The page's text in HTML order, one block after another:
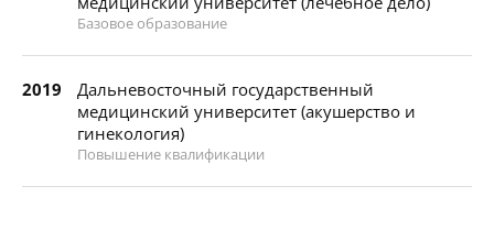
Базовое образование
2019
Дальневосточный государственный
медицинский университет (акушерство и
гинекология)
Повышение квалификации